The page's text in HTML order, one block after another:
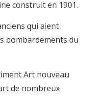
construit en 1901.
qui aient
bombardements du
Art nouveau
de nombreux